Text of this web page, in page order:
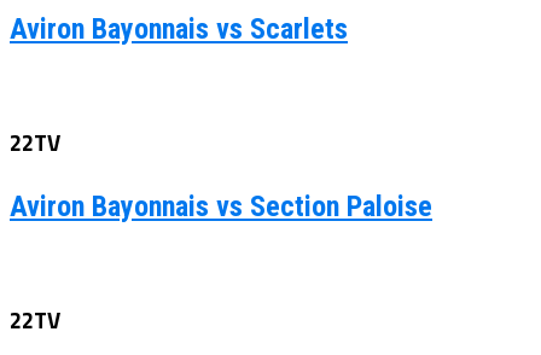
Aviron Bayonnais vs Scarlets
22TV
Aviron Bayonnais vs Section Paloise
22TV